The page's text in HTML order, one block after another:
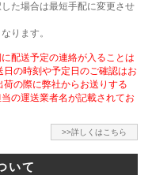
た場合は最短手配に変更させ
ります。
配送予定の連絡が入ることは
の時刻や予定日のご確認はお
の際に弊社からお送りする
の運送業者名が記載されてお
>>詳しくはこちら
いて